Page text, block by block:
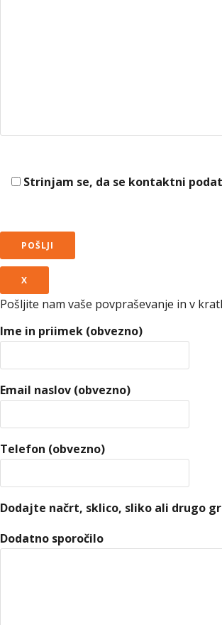
Strinjam se, da se kontaktni
X
Pošljite nam vaše povpraševanje in v
Ime in priimek (obvezno)
Email naslov (obvezno)
Telefon (obvezno)
Dodajte načrt, sklico, sliko ali drugo
Dodatno sporočilo